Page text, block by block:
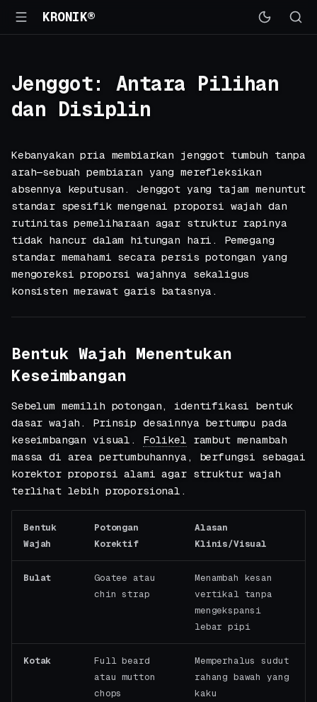
KRONIK®
Jenggot: Antara Pilihan
dan Disiplin
Kebanyakan pria membiarkan jenggot tumbuh tanpa
arah—sebuah pembiaran yang merefleksikan
absennya keputusan. Jenggot yang tajam menuntut
standar spesifik mengenai proporsi wajah dan
rutinitas pemeliharaan agar struktur rapinya
tidak hancur dalam hitungan hari. Pemegang
standar memahami secara persis potongan yang
mengoreksi proporsi wajahnya sekaligus
konsisten merawat garis batasnya.
Bentuk Wajah Menentukan
Keseimbangan
Sebelum memilih potongan, identifikasi bentuk
dasar wajah. Prinsip desainnya bertumpu pada
keseimbangan visual. Folikel rambut menambah
massa di area pertumbuhannya, berfungsi sebagai
korektor proporsi alami agar struktur wajah
terlihat lebih proporsional.
Bentuk
Wajah
Potongan
Korektif
Alasan
Klinis/Visual
Bulat
Goatee atau
chin strap
Menambah kesan
vertikal tanpa
mengekspansi
lebar pipi
Kotak
Full beard
atau mutton
chops
Memperhalus sudut
rahang bawah yang
kaku